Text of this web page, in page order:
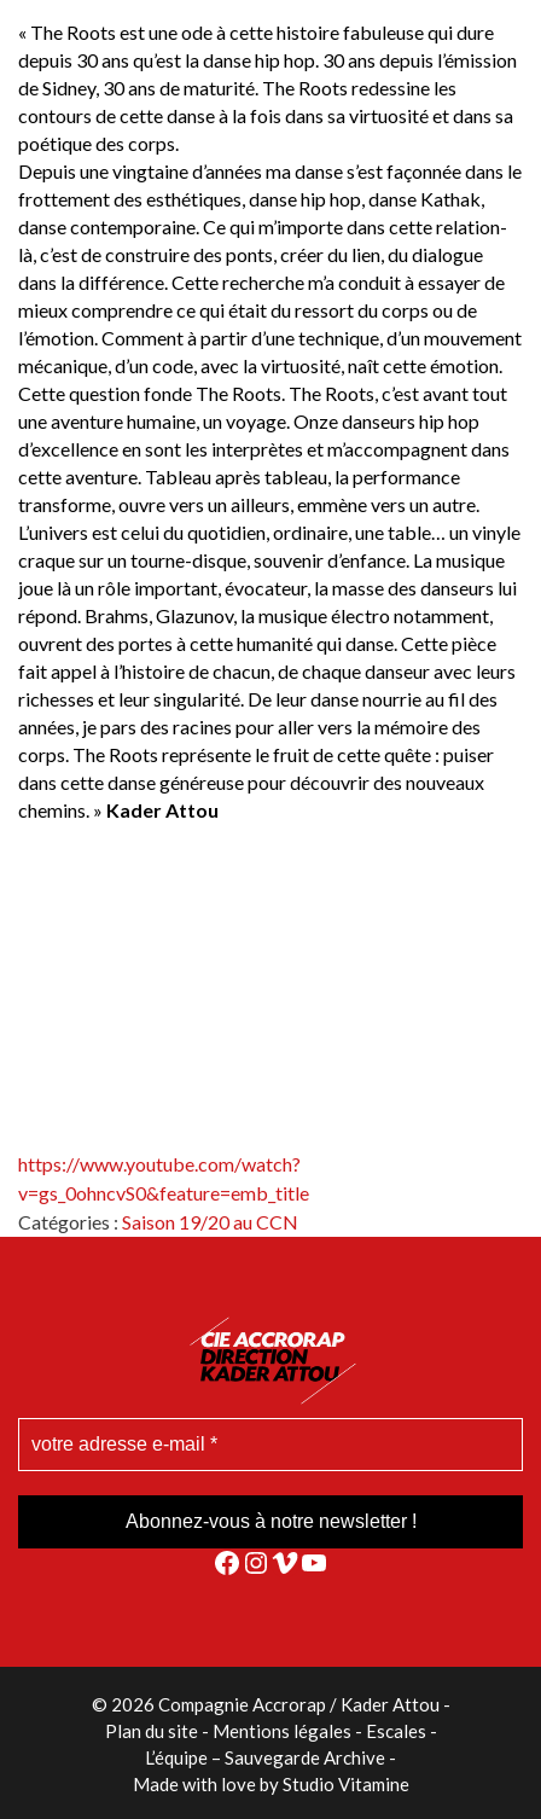
« The Roots est une ode à cette histoire fabuleuse qui dure
depuis 30 ans qu’est la danse hip hop. 30 ans depuis l’émission
de Sidney, 30 ans de maturité. The Roots redessine les
contours de cette danse à la fois dans sa virtuosité et dans sa
poétique des corps.
Depuis une vingtaine d’années ma danse s’est façonnée dans le
frottement des esthétiques, danse hip hop, danse Kathak,
danse contemporaine. Ce qui m’importe dans cette relation-
là, c’est de construire des ponts, créer du lien, du dialogue
dans la différence. Cette recherche m’a conduit à essayer de
mieux comprendre ce qui était du ressort du corps ou de
l’émotion. Comment à partir d’une technique, d’un mouvement
mécanique, d’un code, avec la virtuosité, naît cette émotion.
Cette question fonde The Roots. The Roots, c’est avant tout
une aventure humaine, un voyage. Onze danseurs hip hop
d’excellence en sont les interprètes et m’accompagnent dans
cette aventure. Tableau après tableau, la performance
transforme, ouvre vers un ailleurs, emmène vers un autre.
L’univers est celui du quotidien, ordinaire, une table… un vinyle
craque sur un tourne-disque, souvenir d’enfance. La musique
joue là un rôle important, évocateur, la masse des danseurs lui
répond. Brahms, Glazunov, la musique électro notamment,
ouvrent des portes à cette humanité qui danse. Cette pièce
fait appel à l’histoire de chacun, de chaque danseur avec leurs
richesses et leur singularité. De leur danse nourrie au fil des
années, je pars des racines pour aller vers la mémoire des
corps. The Roots représente le fruit de cette quête : puiser
dans cette danse généreuse pour découvrir des nouveaux
chemins. » Kader Attou
https://www.youtube.com/watch?
v=gs_0ohncvS0&feature=emb_title
Catégories : Saison 19/20 au CCN
Facebook
Instagram
VimeoYouTube
© 2026 Compagnie Accrorap / Kader Attou -
Plan du site
Mentions légales
Escales
L’équipe – Sauvegarde Archive
Made with love byStudio Vitamine